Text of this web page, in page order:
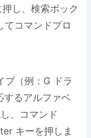
し、検索ボック
コマンドプロ
ブ（例：G ドラ
するアルファベ
、コマンド
キーを押しま